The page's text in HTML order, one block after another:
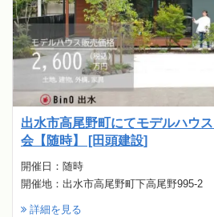
出水市高尾野町にてモデルハウ
会【随時】 [田頭建設]
開催日：随時
開催地：出水市高尾野町下高尾野995-2
詳細を見る